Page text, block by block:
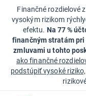
Finančné rozdielové
vysokým rizikom
efektu. Na 77 %
finančným stratám
zmluvami u tohto
ako finančné
podstúpiť vysoké